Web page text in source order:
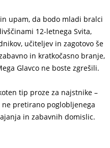
upam, da bodo mladi bralci
12-letnega Svita,
učiteljev in zagotovo še
in kratkočasno branje,
Glavco ne boste zgrešili.
tip proze za najstnike –
pretirano poglobljenega
in zabavnih domislic.